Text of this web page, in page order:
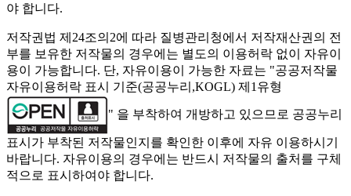
야 합니다.
저작권법 제24조의2에 따라 질병관리청에서 저작재산권의 전
부를 보유한 저작물의 경우에는 별도의 이용허락 없이 자유이
용이 가능합니다. 단, 자유이용이 가능한 자료는 "공공저작물
자유이용허락 표시 기준(공공누리,KOGL) 제1유형
" 을 부착하여 개방하고 있으므로 공공누리
표시가 부착된 저작물인지를 확인한 이후에 자유 이용하시기
바랍니다. 자유이용의 경우에는 반드시 저작물의 출처를 구체
적으로 표시하여야 합니다.